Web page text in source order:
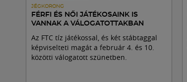
JÉGKORONG
FÉRFI ÉS NŐI JÁTÉKOSAINK IS
VANNAK A VÁLOGATOTTAKBAN
Az FTC tíz játékossal, és két stábtaggal
képviselteti magát a február 4. és 10.
közötti válogatott szünetben.